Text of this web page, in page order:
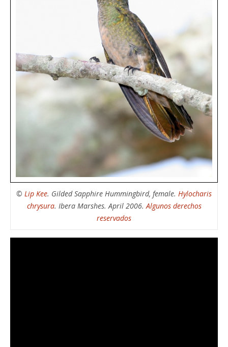
© Lip Kee. Gilded Sapphire Hummingbird, female. Hylocharis
chrysura. Ibera Marshes. April 2006.Algunos derechos
reservados